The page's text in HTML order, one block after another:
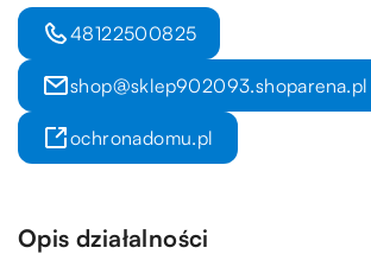
48122500825
shop@sklep902093.shoparena.pl
ochronadomu.pl
Opis działalności